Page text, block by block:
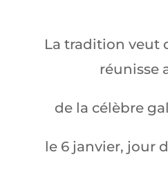
La tradition veut
réunisse
de la célèbre
le 6 janvier, jour